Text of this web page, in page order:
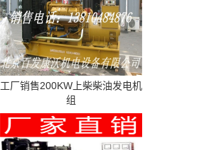
工厂销售200KW上柴柴油发电机
组